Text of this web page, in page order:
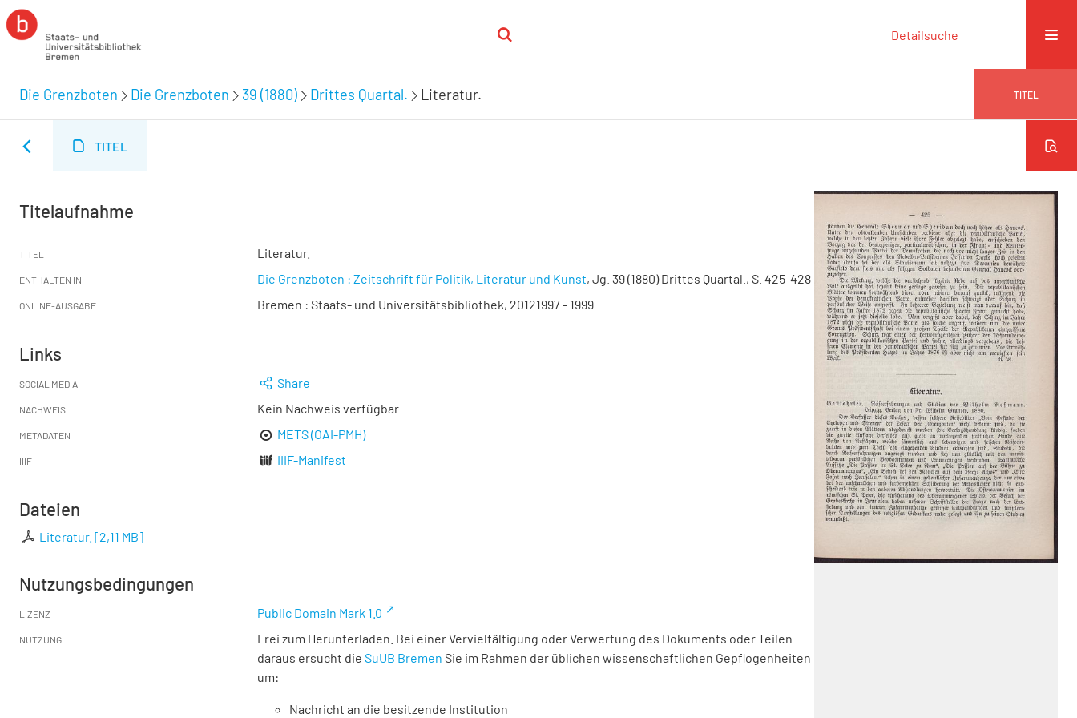
Detailsuche
Die Grenzboten Die Grenzboten 39 (1880) Drittes Quartal. Literatur. TITEL
TITEL
Titelaufnahme
TITEL Literatur.
ENTHALTEN IN Die Grenzboten : Zeitschrift für Politik, Literatur und Kunst, Jg. 39 (1880) Drittes Quartal., S. 425-428
ONLINE-AUSGABE Bremen : Staats- und Universitätsbibliothek, 20121997 - 1999
Links
SOCIAL MEDIA Share
NACHWEIS Kein Nachweis verfügbar
METADATEN METS (OAI-PMH)
IIIF IIIF-Manifest
Dateien
Literatur. [2,11 MB]
Nutzungsbedingungen
LIZENZ Public Domain Mark 1.0
NUTZUNG
Frei zum Herunterladen. Bei einer Vervielfältigung oder Verwertung des Dokuments oder Teilen
daraus ersucht die SuUB Bremen Sie im Rahmen der üblichen wissenschaftlichen Gepflogenheiten
um:
Nachricht an die besitzende Institution